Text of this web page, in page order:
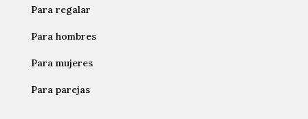
Para regalar
Para hombres
Para mujeres
Para parejas